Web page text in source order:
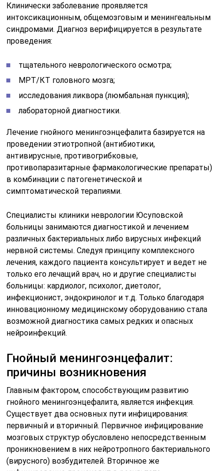
Клинически заболевание проявляется
интоксикационным, общемозговым и менингеальным
синдромами. Диагноз верифицируется в результате
проведения:
тщательного неврологического осмотра;
МРТ/КТ головного мозга;
исследования ликвора (люмбальная пункция);
лабораторной диагностики.
Лечение гнойного менингоэнцефалита базируется на
проведении этиотропной (антибиотики,
антивирусные, противогрибковые,
противопаразитарные фармакологические препараты)
в комбинации с патогенетической и
симптоматической терапиями.
Специалисты клиники неврологии Юсуповской
больницы занимаются диагностикой и лечением
различных бактериальных либо вирусных инфекций
нервной системы. Следуя принципу комплексного
лечения, каждого пациента консультирует и ведет не
только его лечащий врач, но и другие специалисты
больницы: кардиолог, психолог, диетолог,
инфекционист, эндокринолог и т.д. Только благодаря
инновационному медицинскому оборудованию стала
возможной диагностика самых редких и опасных
нейроинфекций.
Гнойный менингоэнцефалит:
причины возникновения
Главным фактором, способствующим развитию
гнойного менингоэнцефалита, является инфекция.
Существует два основных пути инфицирования:
первичный и вторичный. Первичное инфицирование
мозговых структур обусловлено непосредственным
проникновением в них нейротропного бактериального
(вирусного) возбудителей. Вторичное же